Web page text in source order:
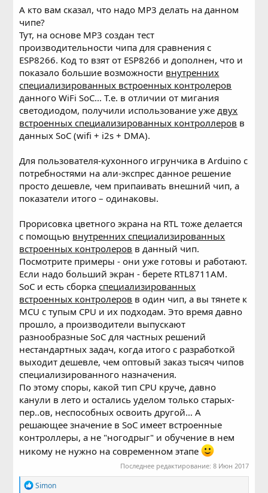
А кто вам сказал, что надо MP3 делать на данном
чипе?
Тут, на основе MP3 создан тест
производительности чипа для сравнения с
ESP8266. Код то взят от ESP8266 и дополнен, что и
показало большие возможности внутренних
специализированных встроенных контролеров
данного WiFi SoC... Т.е. в отличии от мигания
светодиодом, получили использование ужедвух
встроенных специализированных контроллеров в
данных SoC (wifi + i2s + DMA).
Для пользователя-кухонного игрунчика в Arduino с
потребностями на али-экспрес данное решение
просто дешевле, чем припаивать внешний чип, а
показатели итого – одинаковы.
Прорисовка цветного экрана на RTL тоже делается
с помощью внутренних специализированных
встроенных контролеров в данный чип.
Посмотрите примеры - они уже готовы и работают.
Если надо больший экран - берете RTL8711AM.
SoC и есть сборкаспециализированных
встроенных контролеров в один чип, а вы тянете к
MCU c тупым CPU и их подходам. Это время давно
прошло, а производители выпускают
разнообразные SoC для частных решений
нестандартных задач, когда итого с разработкой
выходит дешевле, чем оптовый заказ тысяч чипов
специализированного назначения.
По этому споры, какой тип CPU круче, давно
канули в лето и остались уделом только старых-
пер..ов, неспособных освоить другой… А
решающее значение в SoC имеет встроенные
контроллеры, а не "ногодрыг" и обучение в нем
никому не нужно на современном этапе
Последнее редактирование: 8 Июн 2017
Р
Simon